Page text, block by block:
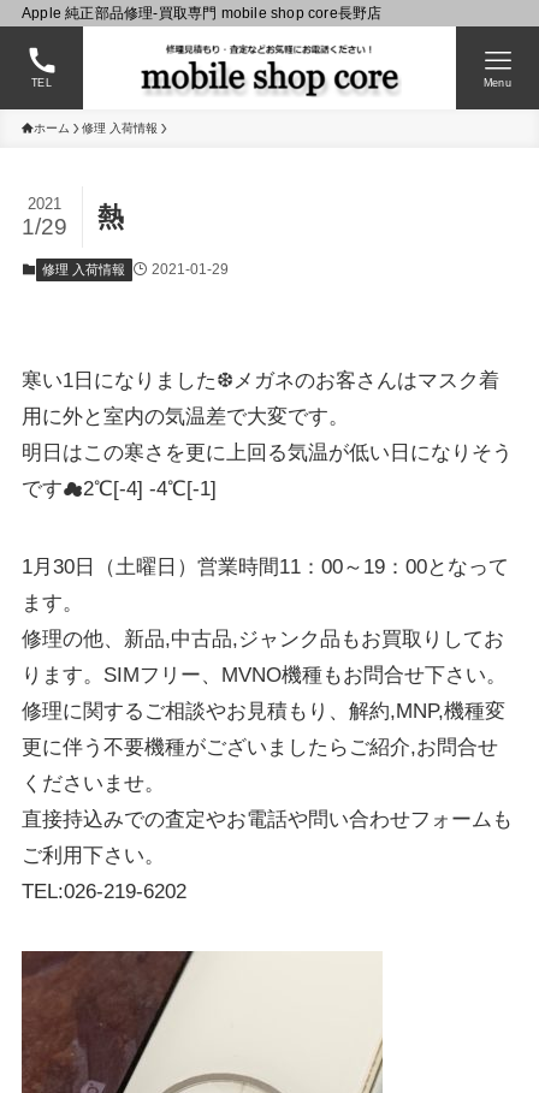
Apple 純正部品修理-買取専門 mobile shop core長野店
TEL Menu
ホーム 修理 入荷情報
熱
2021
1/29
修理 入荷情報 2021-01-29
寒い1日になりました❆メガネのお客さんはマスク着
用に外と室内の気温差で大変です。
明日はこの寒さを更に上回る気温が低い日になりそう
です☁2℃[-4] -4℃[-1]
1月30日（土曜日）営業時間11：00～19：00となって
ます。
修理の他、新品,中古品,ジャンク品もお買取りしてお
ります。SIMフリー、MVNO機種もお問合せ下さい。
修理に関するご相談やお見積もり、解約,MNP,機種変
更に伴う不要機種がございましたらご紹介,お問合せ
くださいませ。
直接持込みでの査定やお電話や問い合わせフォームも
ご利用下さい。
TEL:026-219-6202